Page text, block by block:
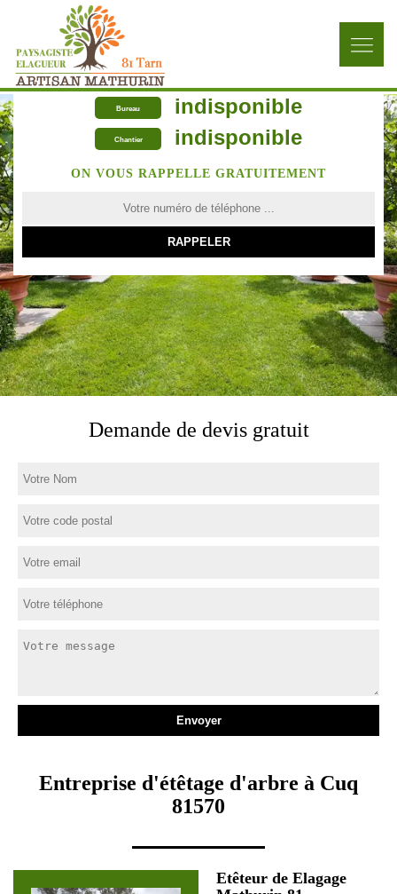
Bureau indisponible
Chantier indisponible
ON VOUS RAPPELLE GRATUITEMENT
Demande de devis gratuit
Entreprise d'étêtage d'arbre à Cuq
81570
Etêteur de Elagage